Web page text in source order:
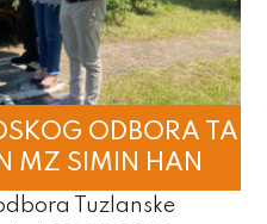
ODBORA TA
MZ SIMIN HAN
Tuzlanske